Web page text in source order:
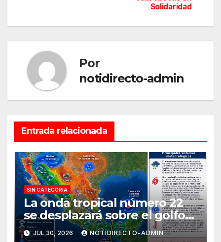
Solidaridad
Por
notidirecto-admin
Entrada relacionada
SIN CATEGORÍA
La onda tropical número 22
se desplazará sobre el golfo
de Tehuantepec y el sur del
JUL 30, 2026 NOTIDIRECTO-ADMIN